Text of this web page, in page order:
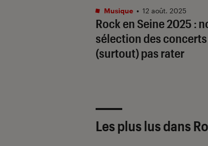
Rock en Seine 2025 :
sélection des concerts
(surtout) pas rater
Musique • 12 août. 2025
Les plus lus dans